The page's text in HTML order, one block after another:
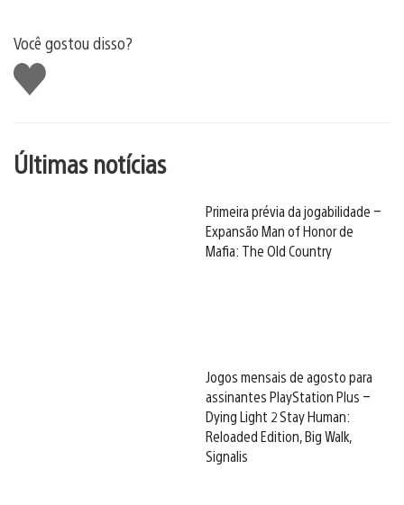
Você gostou disso?
Curtir
Últimas notícias
Primeira prévia da jogabilidade –
Expansão Man of Honor de
Mafia: The Old Country
Jogos mensais de agosto para
assinantes PlayStation Plus –
Dying Light 2 Stay Human:
Reloaded Edition, Big Walk,
Signalis